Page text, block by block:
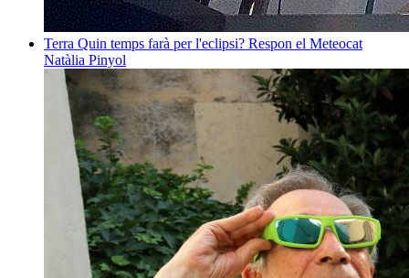
Terra Quin temps farà per l'eclipsi? Respon el Meteocat
Natàlia Pinyol